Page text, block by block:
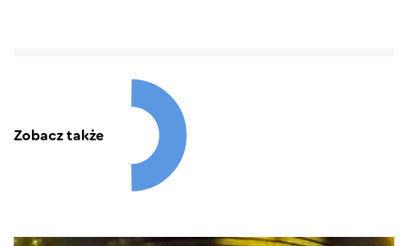
Zobacz także